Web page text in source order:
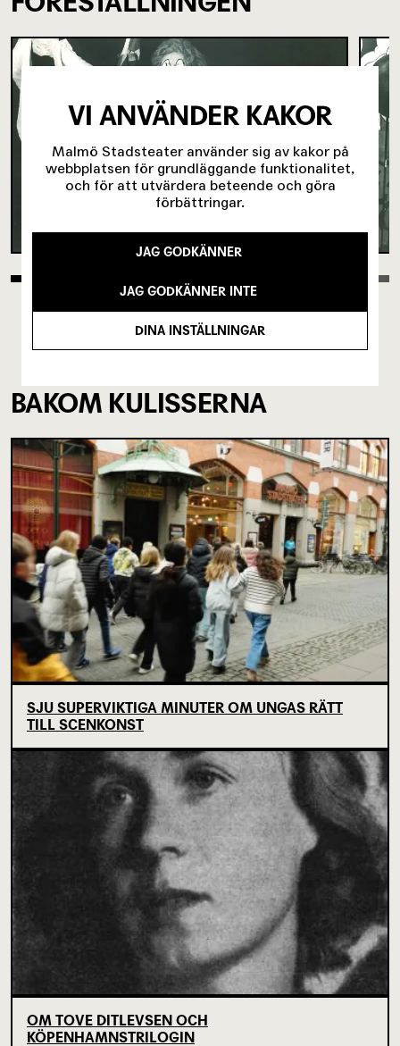
BAKOM KULISSERNA
SJU SUPERVIKTIGA MINUTER OM UNGAS RÄTT
TILL SCENKONST
OM TOVE DITLEVSEN OCH
KÖPENHAMNSTRILOGIN
VI ANVÄNDER KAKOR
Malmö Stadsteater använder sig av kakor på
webbplatsen för grundläggande funktionalitet,
och för att utvärdera beteende och göra
förbättringar.
JAG GODKÄNNER
JAG GODKÄNNER INTE
DINA INSTÄLLNINGAR